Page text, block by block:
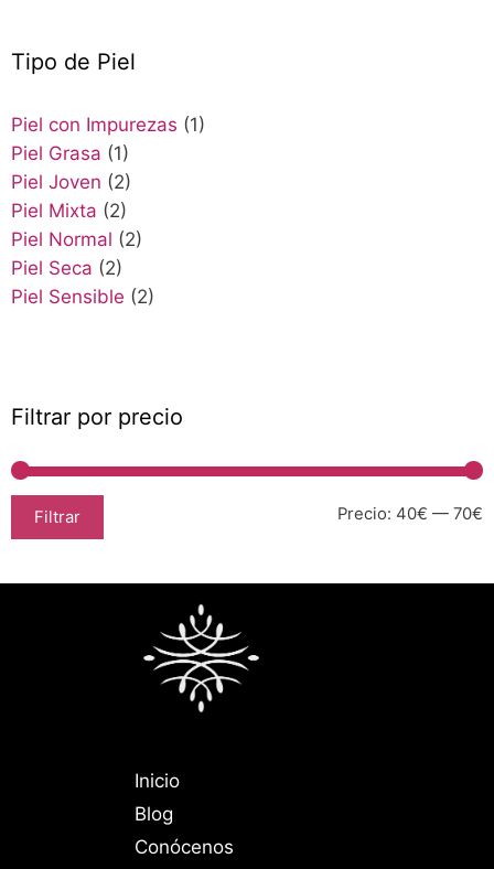
Tipo de Piel
Piel con Impurezas (1)
Piel Grasa (1)
Piel Joven (2)
Piel Mixta (2)
Piel Normal (2)
Piel Seca (2)
Piel Sensible (2)
Filtrar por precio
Filtrar Precio: 40€ — 70€
Inicio
Blog
Conócenos